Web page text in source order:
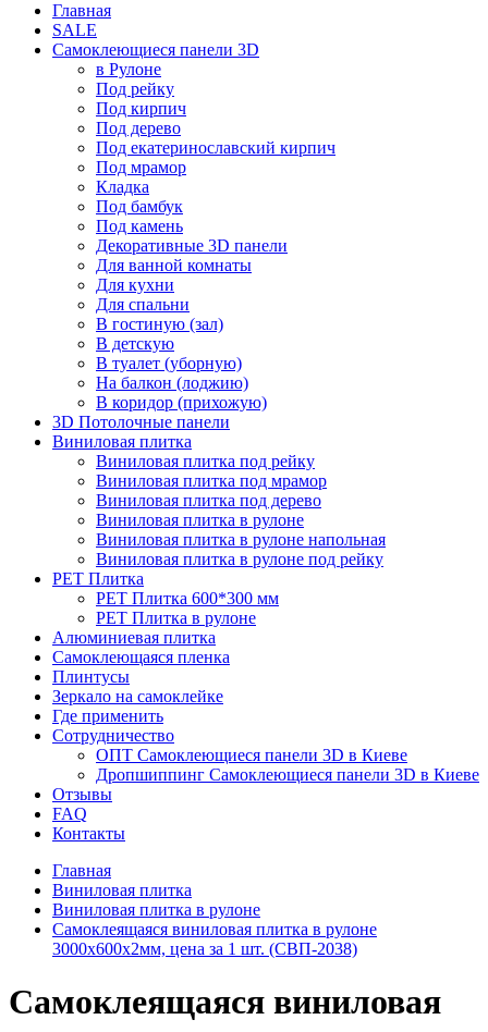
Главная
SALE
Самоклеющиеся панели 3D
в Рулоне
Под рейку
Под кирпич
Под дерево
Под екатеринославский кирпич
Под мрамор
Кладка
Под бамбук
Под камень
Декоративные 3D панели
Для ванной комнаты
Для кухни
Для спальни
В гостиную (зал)
В детскую
В туалет (уборную)
На балкон (лоджию)
В коридор (прихожую)
3D Потолочные панели
Виниловая плитка
Виниловая плитка под рейку
Виниловая плитка под мрамор
Виниловая плитка под дерево
Виниловая плитка в рулоне
Виниловая плитка в рулоне напольная
Виниловая плитка в рулоне под рейку
PET Плитка
PET Плитка 600*300 мм
PET Плитка в рулоне
Алюминиевая плитка
Самоклеющаяся пленка
Плинтусы
Зеркало на самоклейке
Где применить
Сотрудничество
ОПТ Самоклеющиеся панели 3D в Киеве
Дропшиппинг Самоклеющиеся панели 3D в Киеве
Отзывы
FAQ
Контакты
Главная
Виниловая плитка
Виниловая плитка в рулоне
Самоклеящаяся виниловая плитка в рулоне
3000х600х2мм, цена за 1 шт. (СВП-2038)
Самоклеящаяся виниловая